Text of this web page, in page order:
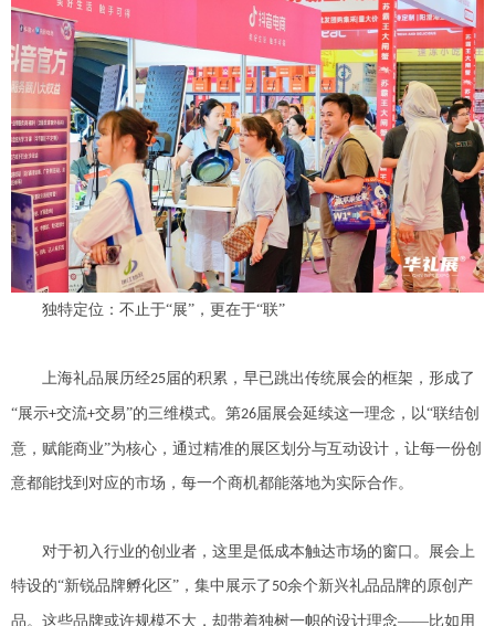
独特定位：不止于“展”，更在于“联”
上海礼品展历经25届的积累，早已跳出传统展会的框架，形成了
“展示+交流+交易”的三维模式。第26届展会延续这一理念，以“联结创
意，赋能商业”为核心，通过精准的展区划分与互动设计，让每一份创
意都能找到对应的市场，每一个商机都能落地为实际合作。
对于初入行业的创业者，这里是低成本触达市场的窗口。展会上
特设的“新锐品牌孵化区”，集中展示了 50余个新兴礼品品牌的原创产
品。这些品牌或许规模不大，却带着独树一帜的设计理念——比如用